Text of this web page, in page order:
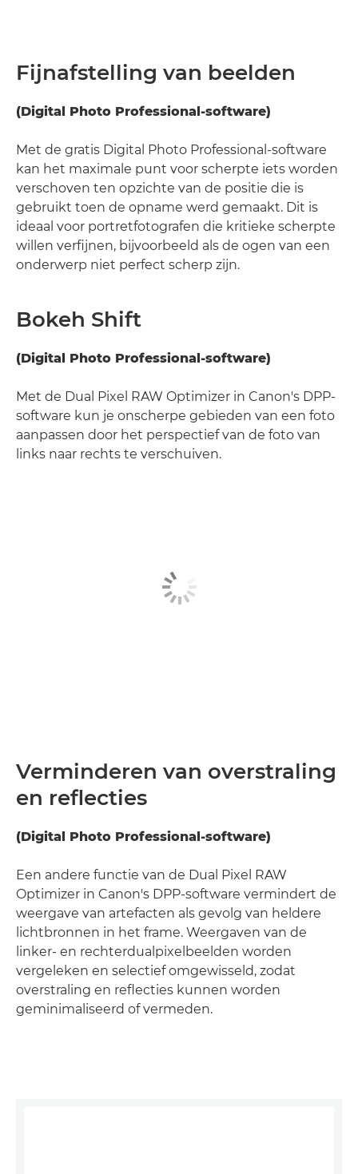
Fijnafstelling van beelden
(Digital Photo Professional-software)
Met de gratis Digital Photo Professional-software
kan het maximale punt voor scherpte iets worden
verschoven ten opzichte van de positie die is
gebruikt toen de opname werd gemaakt. Dit is
ideaal voor portretfotografen die kritieke scherpte
willen verfijnen, bijvoorbeeld als de ogen van een
onderwerp niet perfect scherp zijn.
Bokeh Shift
(Digital Photo Professional-software)
Met de Dual Pixel RAW Optimizer in Canon's DPP-
software kun je onscherpe gebieden van een foto
aanpassen door het perspectief van de foto van
links naar rechts te verschuiven.
Verminderen van overstraling
en reflecties
(Digital Photo Professional-software)
Een andere functie van de Dual Pixel RAW
Optimizer in Canon's DPP-software vermindert de
weergave van artefacten als gevolg van heldere
lichtbronnen in het frame. Weergaven van de
linker- en rechterdualpixelbeelden worden
vergeleken en selectief omgewisseld, zodat
overstraling en reflecties kunnen worden
geminimaliseerd of vermeden.